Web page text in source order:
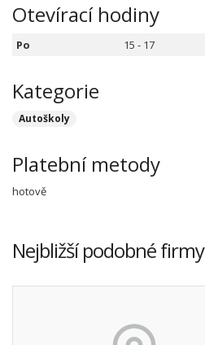
Otevírací hodiny
Po 15 - 17
Kategorie
Autoškoly
Platební metody
hotově
Nejbližší podobné firmy